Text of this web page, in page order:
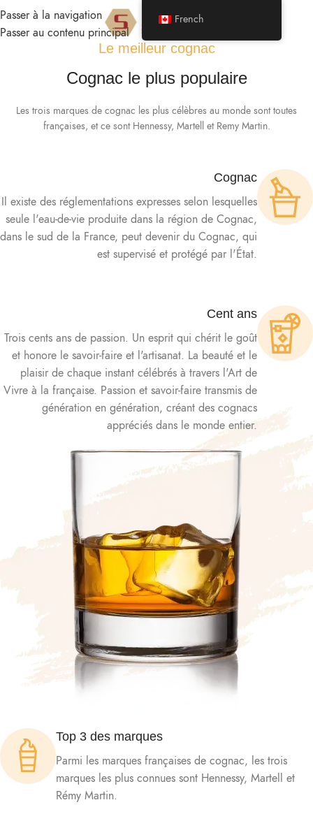
Passer à la navigation
Passer au contenu principal
MENU
Le meilleur cognac
Cognac le plus populaire
Les trois marques de cognac les plus célèbres au monde sont toutes
françaises, et ce sont Hennessy, Martell et Remy Martin.
Cognac
Il existe des réglementations expresses selon lesquelles
seule l'eau-de-vie produite dans la région de Cognac,
dans le sud de la France, peut devenir du Cognac, qui
est supervisé et protégé par l'État.
Cent ans
Trois cents ans de passion. Un esprit qui chérit le goût
et honore le savoir-faire et l'artisanat. La beauté et le
plaisir de chaque instant célébrés à travers l'Art de
Vivre à la française. Passion et savoir-faire transmis de
génération en génération, créant des cognacs
appréciés dans le monde entier.
Top 3 des marques
Parmi les marques françaises de cognac, les trois
marques les plus connues sont Hennessy, Martell et
Rémy Martin.
French